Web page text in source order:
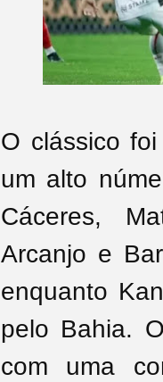
O clássico
um alto
Cáceres,
Arcanjo e
enquanto
pelo Bahia.
com uma